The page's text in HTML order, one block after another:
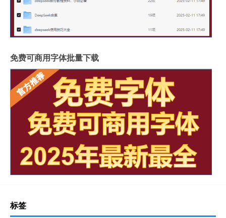
免费可商用字体批量下载
标签